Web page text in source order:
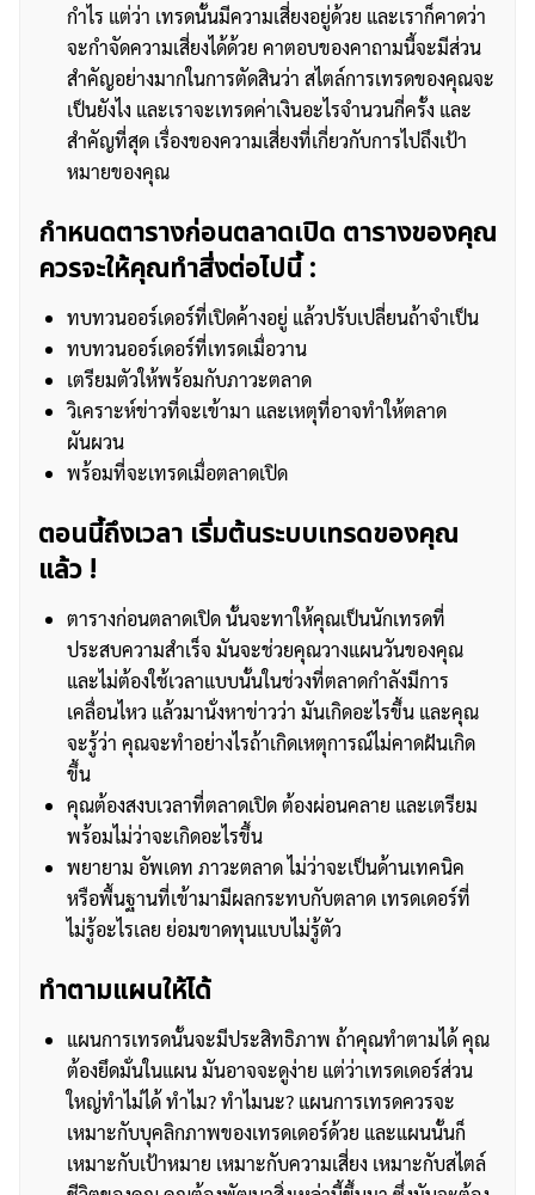
ค้นหา
สำหรับ:
กำไร แต่ว่า เทรดนั้นมีความเสี่ยงอยู่ด้วย และเราก็คาดว่า
จะกำจัดความเสี่ยงได้ด้วย คาตอบของคาถามนี้จะมีส่วน
สำคัญอย่างมากในการตัดสินว่า สไตล์การเทรดของคุณจะ
เป็นยังไง และเราจะเทรดค่าเงินอะไรจำนวนกี่ครั้ง และ
สำคัญที่สุด เรื่องของความเสี่ยงที่เกี่ยวกับการไปถึงเป้า
หมายของคุณ
กำหนดตารางก่อนตลาดเปิด ตารางของคุณ
ควรจะให้คุณทำสิ่งต่อไปนี้ :
ทบทวนออร์เดอร์ที่เปิดค้างอยู่ แล้วปรับเปลี่ยนถ้าจำเป็น
ทบทวนออร์เดอร์ที่เทรดเมื่อวาน
เตรียมตัวให้พร้อมกับภาวะตลาด
วิเคราะห์ข่าวที่จะเข้ามา และเหตุที่อาจทำให้ตลาด
ผันผวน
พร้อมที่จะเทรดเมื่อตลาดเปิด
ตอนนี้ถึงเวลา เริ่มต้นระบบเทรดของคุณ
แล้ว !
ตารางก่อนตลาดเปิด นั้นจะทาให้คุณเป็นนักเทรดที่
ประสบความสำเร็จ มันจะช่วยคุณวางแผนวันของคุณ
และไม่ต้องใช้เวลาแบบนั้นในช่วงที่ตลาดกำลังมีการ
เคลื่อนไหว แล้วมานั่งหาข่าวว่า มันเกิดอะไรขึ้น และคุณ
จะรู้ว่า คุณจะทำอย่างไรถ้าเกิดเหตุการณ์ไม่คาดฝันเกิด
ขึ้น
คุณต้องสงบเวลาที่ตลาดเปิด ต้องผ่อนคลาย และเตรียม
พร้อมไม่ว่าจะเกิดอะไรขึ้น
พยายาม อัพเดท ภาวะตลาด ไม่ว่าจะเป็นด้านเทคนิค
หรือพื้นฐานที่เข้ามามีผลกระทบกับตลาด เทรดเดอร์ที่
ไม่รู้อะไรเลย ย่อมขาดทุนแบบไม่รู้ตัว
ทำตามแผนให้ได้
แผนการเทรดนั้นจะมีประสิทธิภาพ ถ้าคุณทำตามได้ คุณ
ต้องยึดมั่นในแผน มันอาจจะดูง่าย แต่ว่าเทรดเดอร์ส่วน
ใหญ่ทำไม่ได้ ทำไม? ทำไมนะ? แผนการเทรดควรจะ
เหมาะกับบุคลิกภาพของเทรดเดอร์ด้วย และแผนนั้นก็
เหมาะกับเป้าหมาย เหมาะกับความเสี่ยง เหมาะกับสไตล์